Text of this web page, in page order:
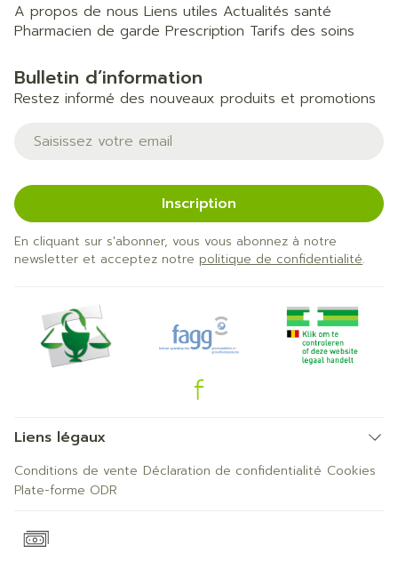
A propos de nous Liens utiles Actualités santé
Pharmacien de garde Prescription Tarifs des soins
Bulletin d’information
Restez informé des nouveaux produits et promotions
Adresse mail
Inscription
En cliquant sur s'abonner, vous vous abonnez à notre
newsletter et acceptez notre politique de confidentialité.
Liens légaux
Conditions de vente Déclaration de confidentialité Cookies
Plate-forme ODR